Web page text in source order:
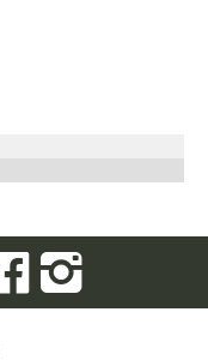
 